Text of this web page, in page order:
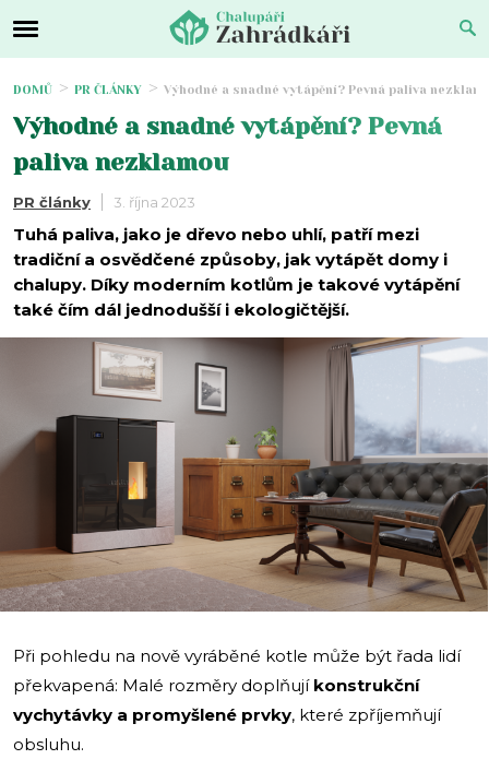
DOMŮ PR ČLÁNKY Výhodné a snadné vytápění? Pevná paliva
Výhodné a snadné vytápění? Pevná
paliva nezklamou
PR články 3. října 2023
Tuhá paliva, jako je dřevo nebo uhlí, patří mezi
tradiční a osvědčené způsoby, jak vytápět domy i
chalupy. Díky moderním kotlům je takové vytápění
také čím dál jednodušší i ekologičtější.
Při pohledu na nově vyráběné kotle může být řada lidí
překvapená: Malé rozměry doplňují konstrukční
vychytávky a promyšlené prvky, které zpříjemňují
obsluhu.